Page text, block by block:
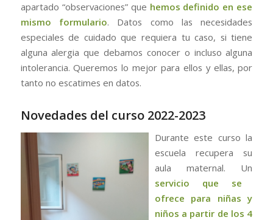
apartado “observaciones” que hemos definido en ese
mismo formulario. Datos como las necesidades
especiales de cuidado que requiera tu caso, si tiene
alguna alergia que debamos conocer o incluso alguna
intolerancia. Queremos lo mejor para ellos y ellas, por
tanto no escatimes en datos.
Novedades del curso 2022-2023
Durante este curso la
escuela recupera su
aula maternal. Un
servicio que se
ofrece para niñas y
niños a partir de los 4